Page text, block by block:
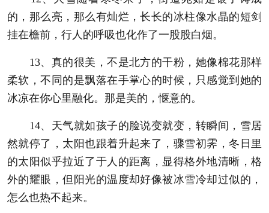
的，那么亮，那么有灿烂，长长的冰柱像水晶的短剑
挂在檐前，行人的呼吸也化作了一股股白烟。
13、真的很美，不是北方的干粉，她像棉花那样
柔软，不同的是飘落在手掌心的时候，只感觉到她的
冰凉在你心里融化。那是美的，惬意的。
14、天气就如孩子的脸说变就变，转瞬间，雪居
然就停了，太阳也跟着升起来了，骤雪初霁，冬日里
的太阳似乎拉近了于人的距离，显得格外地清晰，格
外的耀眼，但阳光的温度却好像被冰雪冷却过似的，
怎么也热不起来。